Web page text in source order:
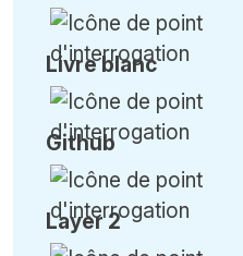
Livre blanc
Github
Layer 2